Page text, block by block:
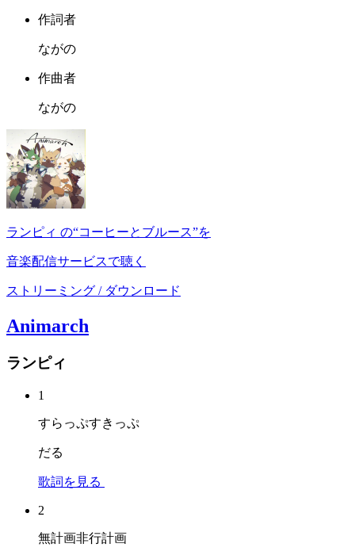
作詞者
ながの
作曲者
ながの
ランピィ の“コーヒーとブルース”を
音楽配信サービスで聴く
ストリーミング / ダウンロード
Animarch
ランピィ
1
すらっぷすきっぷ
だる
歌詞を見る
2
無計画非行計画